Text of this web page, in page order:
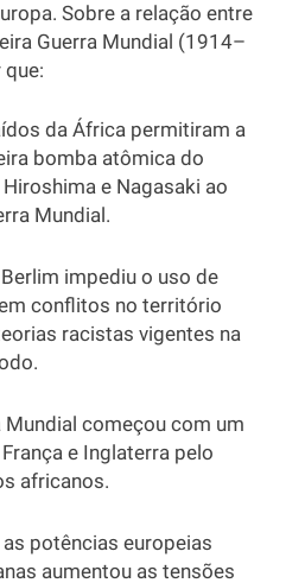
Sobre a relação entre
Guerra Mundial (1914–
da África permitiram a
bomba atômica do
e Nagasaki ao
Mundial.
impediu o uso de
conflitos no território
racistas vigentes na
Mundial começou com um
e Inglaterra pelo
africanos.
potências europeias
aumentou as tensões